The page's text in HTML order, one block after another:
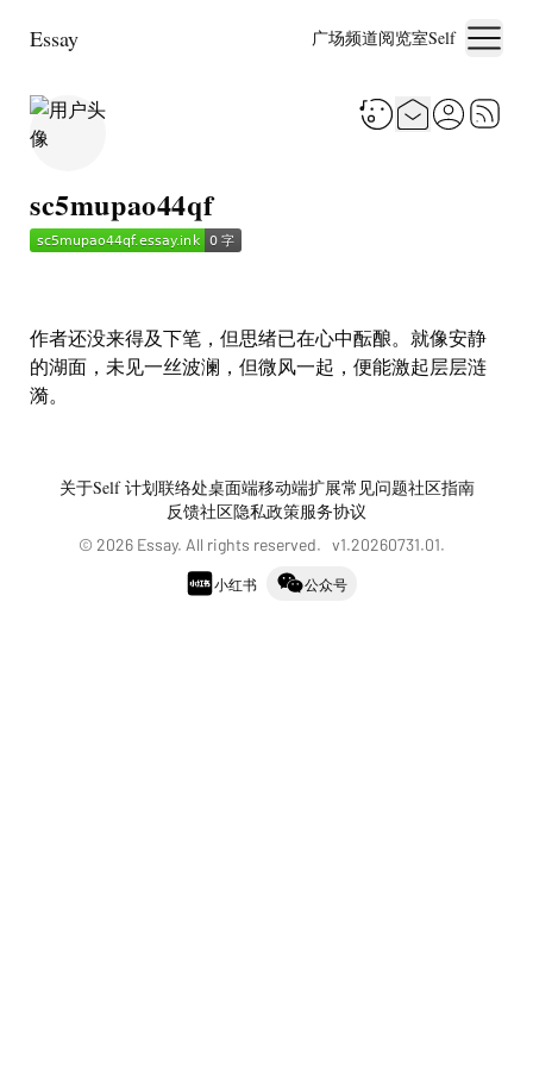
Essay 广场频道阅览室Self
sc5mupao44qf
作者还没来得及下笔，但思绪已在心中酝酿。就像安静
的湖面，未见一丝波澜，但微风一起，便能激起层层涟
漪。
关于Self 计划联络处桌面端移动端扩展常见问题社区指南
反馈社区隐私政策服务协议
© 2026 Essay. All rights reserved. v1.20260731.01.
小红书 公众号